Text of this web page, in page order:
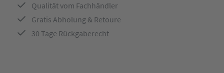
Qualität vom Fachhändler
Gratis Abholung & Retoure
30 Tage Rückgaberecht